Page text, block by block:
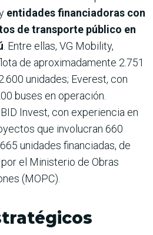
entidades financiadoras con
de transporte público en
. Entre ellas, VG Mobility,
de aproximadamente 2.751
unidades; Everest, con
buses en operación.
Invest, con experiencia en
que involucran 660
unidades financiadas, de
el Ministerio de Obras
(MOPC).